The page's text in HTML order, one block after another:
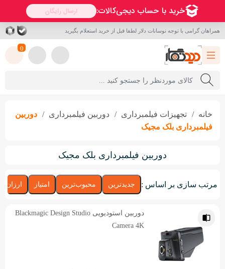
همراهان گرامی با توجه نوسانات دلار لطفا قبل از خرید استعلام بگیرید
0
خانه تجهیزات فیلمبرداری دوربین فیلمبرداری
دوربین
فیلمبرداری بلک مجیک
دوربین فیلمبرداری بلک مجیک
مرتب سازی بر اساس : جدیدترین محبوب‌ترین امتیاز
دوربین استودیویی Blackmagic Design Studio
Camera 4K